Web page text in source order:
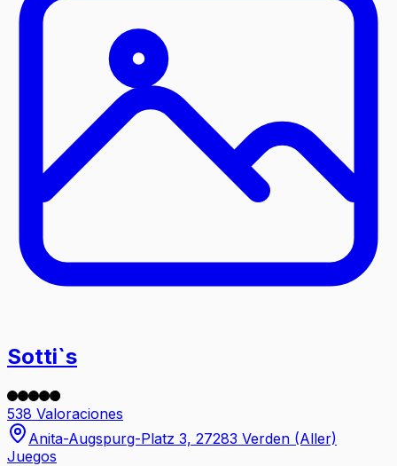
Sotti`s
538 Valoraciones
Anita-Augspurg-Platz 3, 27283 Verden (Aller)
Juegos